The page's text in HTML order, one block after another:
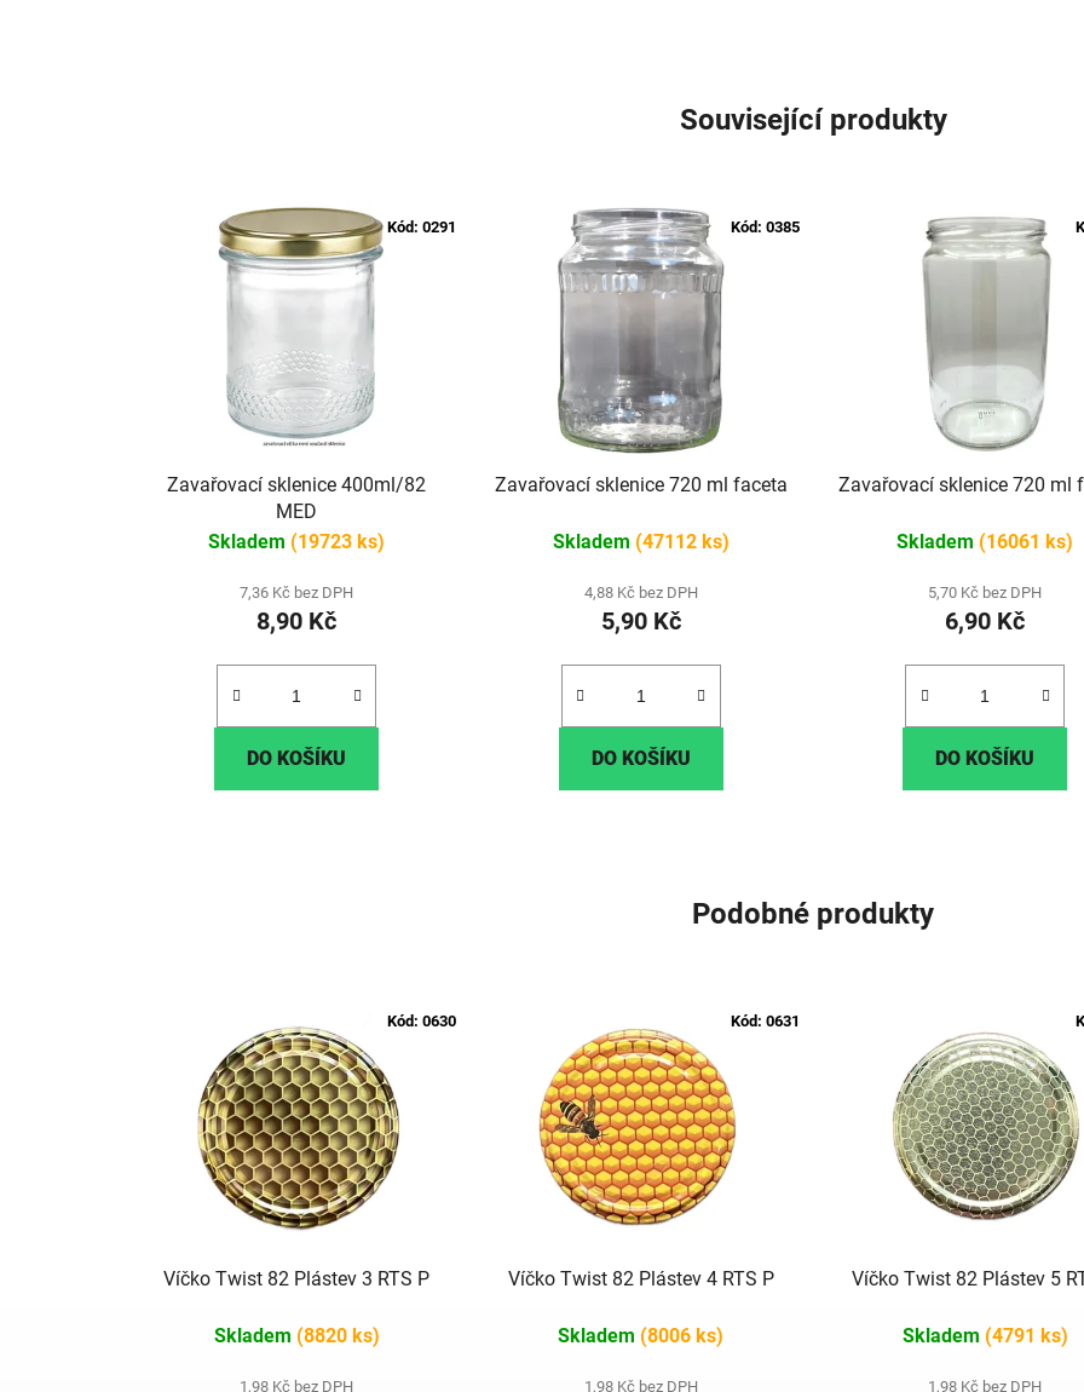
Související produkty
Zavařovací sklenice 400ml/82
MED
Skladem (19723 ks)
7,36 Kč bez DPH
8,90 Kč
DO KOŠÍKU
Kód: 0291
Zavařovací sklenice 720 ml faceta
Skladem (47112 ks)
4,88 Kč bez DPH
5,90 Kč
DO KOŠÍKU
Kód: 0385
Zavařovací sklenice 720 ml
Skladem (16061 ks)
5,70 Kč bez DPH
6,90 Kč
DO KOŠÍKU
Podobné produkty
Víčko Twist 82 Plástev 3 RTS P
Skladem (8820 ks)
1,98 Kč bez DPH
Kód: 0630
Víčko Twist 82 Plástev 4 RTS P
Skladem (8006 ks)
1,98 Kč bez DPH
Kód: 0631
Víčko Twist 82 Plástev 5
Skladem (4791 ks)
1,98 Kč bez DPH